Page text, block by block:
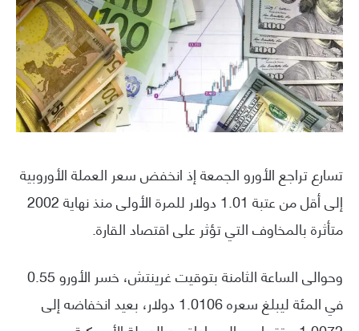
تسارع تراجع الأورو الجمعة إذ انخفض سعر العملة الأوروبية
إلى أقل من عتبة 1.01 دولار للمرة الأولى منذ نهاية 2002
متأثرة بالمخاوف التي تؤثر على اقتصاد القارة.
وحوالى الساعة الثامنة بتوقيت غرينتش، خسر الأورو 0.55
في المئة ليبلغ سعره 1.0106 دولار، بعيد انخفاضه إلى